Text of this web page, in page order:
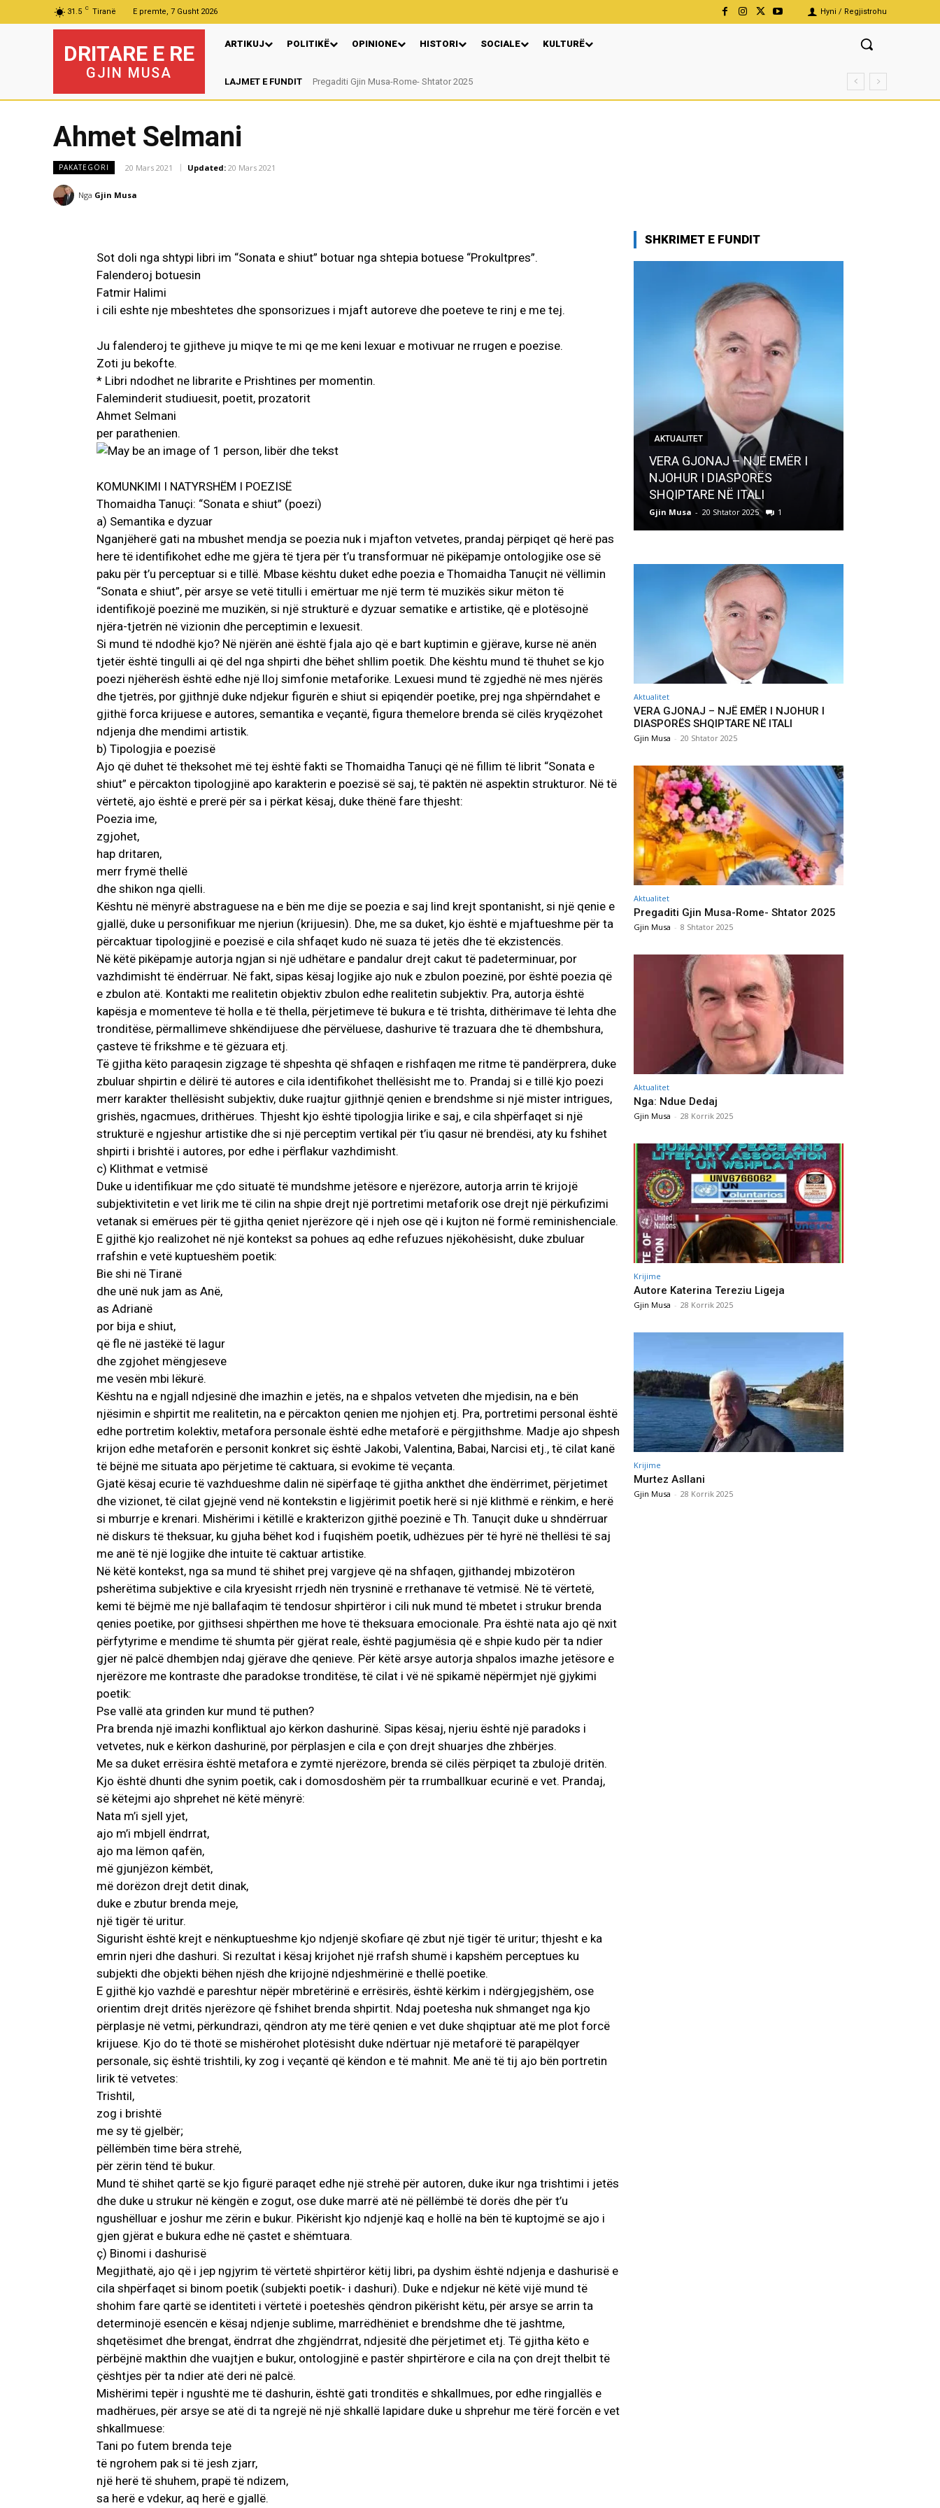
31.5 C Tiranë E premte, 7 Gusht 2026 Hyni / Regjistrohu
DRITARE E RE
GJIN MUSA
ARTIKUJ POLITIKË OPINIONE HISTORI SOCIALE KULTURË
LAJMET E FUNDITPregaditi Gjin Musa-Rome- Shtator 2025
Nga: Ndue Dedaj
Ahmet Selmani
PAKATEGORI 20 Mars 2021 Updated: 20 Mars 2021
Nga Gjin Musa
Sot doli nga shtypi libri im “Sonata e shiut” botuar nga shtepia botuese “Prokultpres”.
Falenderoj botuesin
Fatmir Halimi
i cili eshte nje mbeshtetes dhe sponsorizues i mjaft autoreve dhe poeteve te rinj e me tej.
Ju falenderoj te gjitheve ju miqve te mi qe me keni lexuar e motivuar ne rrugen e poezise.
Zoti ju bekofte.
* Libri ndodhet ne librarite e Prishtines per momentin.
Faleminderit studiuesit, poetit, prozatorit
Ahmet Selmani
per parathenien.
KOMUNKIMI I NATYRSHËM I POEZISË
Thomaidha Tanuçi: “Sonata e shiut” (poezi)
a) Semantika e dyzuar
Nganjëherë gati na mbushet mendja se poezia nuk i mjafton vetvetes, prandaj përpiqet që herë pas
here të identifikohet edhe me gjëra të tjera për t’u transformuar në pikëpamje ontologjike ose së
paku për t’u perceptuar si e tillë. Mbase kështu duket edhe poezia e Thomaidha Tanuçit në vëllimin
“Sonata e shiut”, për arsye se vetë titulli i emërtuar me një term të muzikës sikur mëton të
identifikojë poezinë me muzikën, si një strukturë e dyzuar sematike e artistike, që e plotësojnë
njëra-tjetrën në vizionin dhe perceptimin e lexuesit.
Si mund të ndodhë kjo? Në njërën anë është fjala ajo që e bart kuptimin e gjërave, kurse në anën
tjetër është tingulli ai që del nga shpirti dhe bëhet shllim poetik. Dhe kështu mund të thuhet se kjo
poezi njëherësh është edhe një lloj simfonie metaforike. Lexuesi mund të zgjedhë në mes njërës
dhe tjetrës, por gjithnjë duke ndjekur figurën e shiut si epiqendër poetike, prej nga shpërndahet e
gjithë forca krijuese e autores, semantika e veçantë, figura themelore brenda së cilës kryqëzohet
ndjenja dhe mendimi artistik.
b) Tipologjia e poezisë
Ajo që duhet të theksohet më tej është fakti se Thomaidha Tanuçi që në fillim të librit “Sonata e
shiut” e përcakton tipologjinë apo karakterin e poezisë së saj, të paktën në aspektin strukturor. Në të
vërtetë, ajo është e prerë për sa i përkat kësaj, duke thënë fare thjesht:
Poezia ime,
zgjohet,
hap dritaren,
merr frymë thellë
dhe shikon nga qielli.
Kështu në mënyrë abstraguese na e bën me dije se poezia e saj lind krejt spontanisht, si një qenie e
gjallë, duke u personifikuar me njeriun (krijuesin). Dhe, me sa duket, kjo është e mjaftueshme për ta
përcaktuar tipologjinë e poezisë e cila shfaqet kudo në suaza të jetës dhe të ekzistencës.
Në këtë pikëpamje autorja ngjan si një udhëtare e pandalur drejt cakut të padeterminuar, por
vazhdimisht të ëndërruar. Në fakt, sipas kësaj logjike ajo nuk e zbulon poezinë, por është poezia që
e zbulon atë. Kontakti me realitetin objektiv zbulon edhe realitetin subjektiv. Pra, autorja është
kapësja e momenteve të holla e të thella, përjetimeve të bukura e të trishta, dithërimave të lehta dhe
tronditëse, përmallimeve shkëndijuese dhe përvëluese, dashurive të trazuara dhe të dhembshura,
çasteve të frikshme e të gëzuara etj.
Të gjitha këto paraqesin zigzage të shpeshta që shfaqen e rishfaqen me ritme të pandërprera, duke
zbuluar shpirtin e dëlirë të autores e cila identifikohet thellësisht me to. Prandaj si e tillë kjo poezi
merr karakter thellësisht subjektiv, duke ruajtur gjithnjë qenien e brendshme si një mister intrigues,
grishës, ngacmues, drithërues. Thjesht kjo është tipologjia lirike e saj, e cila shpërfaqet si një
strukturë e ngjeshur artistike dhe si një perceptim vertikal për t’iu qasur në brendësi, aty ku fshihet
shpirti i brishtë i autores, por edhe i përflakur vazhdimisht.
c) Klithmat e vetmisë
Duke u identifikuar me çdo situatë të mundshme jetësore e njerëzore, autorja arrin të krijojë
subjektivitetin e vet lirik me të cilin na shpie drejt një portretimi metaforik ose drejt një përkufizimi
vetanak si emërues për të gjitha qeniet njerëzore që i njeh ose që i kujton në formë reminishenciale.
E gjithë kjo realizohet në një kontekst sa pohues aq edhe refuzues njëkohësisht, duke zbuluar
rrafshin e vetë kuptueshëm poetik:
Bie shi në Tiranë
dhe unë nuk jam as Anë,
as Adrianë
por bija e shiut,
që fle në jastëkë të lagur
dhe zgjohet mëngjeseve
me vesën mbi lëkurë.
Kështu na e ngjall ndjesinë dhe imazhin e jetës, na e shpalos vetveten dhe mjedisin, na e bën
njësimin e shpirtit me realitetin, na e përcakton qenien me njohjen etj. Pra, portretimi personal është
edhe portretim kolektiv, metafora personale është edhe metaforë e përgjithshme. Madje ajo shpesh
krijon edhe metaforën e personit konkret siç është Jakobi, Valentina, Babai, Narcisi etj., të cilat kanë
të bëjnë me situata apo përjetime të caktuara, si evokime të veçanta.
Gjatë kësaj ecurie të vazhdueshme dalin në sipërfaqe të gjitha ankthet dhe ëndërrimet, përjetimet
dhe vizionet, të cilat gjejnë vend në kontekstin e ligjërimit poetik herë si një klithmë e rënkim, e herë
si mburrje e krenari. Mishërimi i këtillë e krakterizon gjithë poezinë e Th. Tanuçit duke u shndërruar
në diskurs të theksuar, ku gjuha bëhet kod i fuqishëm poetik, udhëzues për të hyrë në thellësi të saj
me anë të një logjike dhe intuite të caktuar artistike.
Në këtë kontekst, nga sa mund të shihet prej vargjeve që na shfaqen, gjithandej mbizotëron
psherëtima subjektive e cila kryesisht rrjedh nën trysninë e rrethanave të vetmisë. Në të vërtetë,
kemi të bëjmë me një ballafaqim të tendosur shpirtëror i cili nuk mund të mbetet i strukur brenda
qenies poetike, por gjithsesi shpërthen me hove të theksuara emocionale. Pra është nata ajo që nxit
përfytyrime e mendime të shumta për gjërat reale, është pagjumësia që e shpie kudo për ta ndier
gjer në palcë dhembjen ndaj gjërave dhe qenieve. Për këtë arsye autorja shpalos imazhe jetësore e
njerëzore me kontraste dhe paradokse tronditëse, të cilat i vë në spikamë nëpërmjet një gjykimi
poetik:
Pse vallë ata grinden kur mund të puthen?
Pra brenda një imazhi konfliktual ajo kërkon dashurinë. Sipas kësaj, njeriu është një paradoks i
vetvetes, nuk e kërkon dashurinë, por përplasjen e cila e çon drejt shuarjes dhe zhbërjes.
Me sa duket errësira është metafora e zymtë njerëzore, brenda së cilës përpiqet ta zbulojë dritën.
Kjo është dhunti dhe synim poetik, cak i domosdoshëm për ta rrumballkuar ecurinë e vet. Prandaj,
së këtejmi ajo shprehet në këtë mënyrë:
Nata m’i sjell yjet,
ajo m’i mbjell ëndrrat,
ajo ma lëmon qafën,
më gjunjëzon këmbët,
më dorëzon drejt detit dinak,
duke e zbutur brenda meje,
një tigër të uritur.
Sigurisht është krejt e nënkuptueshme kjo ndjenjë skofiare që zbut një tigër të uritur; thjesht e ka
emrin njeri dhe dashuri. Si rezultat i kësaj krijohet një rrafsh shumë i kapshëm perceptues ku
subjekti dhe objekti bëhen njësh dhe krijojnë ndjeshmërinë e thellë poetike.
E gjithë kjo vazhdë e pareshtur nëpër mbretërinë e errësirës, është kërkim i ndërgjegjshëm, ose
orientim drejt dritës njerëzore që fshihet brenda shpirtit. Ndaj poetesha nuk shmanget nga kjo
përplasje në vetmi, përkundrazi, qëndron aty me tërë qenien e vet duke shqiptuar atë me plot forcë
krijuese. Kjo do të thotë se mishërohet plotësisht duke ndërtuar një metaforë të parapëlqyer
personale, siç është trishtili, ky zog i veçantë që këndon e të mahnit. Me anë të tij ajo bën portretin
lirik të vetvetes:
Trishtil,
zog i brishtë
me sy të gjelbër;
pëllëmbën time bëra strehë,
për zërin tënd të bukur.
Mund të shihet qartë se kjo figurë paraqet edhe një strehë për autoren, duke ikur nga trishtimi i jetës
dhe duke u strukur në këngën e zogut, ose duke marrë atë në pëllëmbë të dorës dhe për t’u
ngushëlluar e joshur me zërin e bukur. Pikërisht kjo ndjenjë kaq e hollë na bën të kuptojmë se ajo i
gjen gjërat e bukura edhe në çastet e shëmtuara.
ç) Binomi i dashurisë
Megjithatë, ajo që i jep ngjyrim të vërtetë shpirtëror këtij libri, pa dyshim është ndjenja e dashurisë e
cila shpërfaqet si binom poetik (subjekti poetik- i dashuri). Duke e ndjekur në këtë vijë mund të
shohim fare qartë se identiteti i vërtetë i poeteshës qëndron pikërisht këtu, për arsye se arrin ta
determinojë esencën e kësaj ndjenje sublime, marrëdhëniet e brendshme dhe të jashtme,
shqetësimet dhe brengat, ëndrrat dhe zhgjëndrrat, ndjesitë dhe përjetimet etj. Të gjitha këto e
përbëjnë makthin dhe vuajtjen e bukur, ontologjinë e pastër shpirtërore e cila na çon drejt thelbit të
çështjes për ta ndier atë deri në palcë.
Mishërimi tepër i ngushtë me të dashurin, është gati tronditës e shkallmues, por edhe ringjallës e
madhërues, për arsye se atë di ta ngrejë në një shkallë lapidare duke u shprehur me tërë forcën e vet
shkallmuese:
Tani po futem brenda teje
të ngrohem pak si të jesh zjarr,
një herë të shuhem, prapë të ndizem,
sa herë e vdekur, aq herë e gjallë.
SHKRIMET E FUNDIT
AKTUALITET
VERA GJONAJ – NJË EMËR I
NJOHUR I DIASPORËS
SHQIPTARE NË ITALI
Gjin Musa - 20 Shtator 2025 1
Aktualitet
VERA GJONAJ – NJË EMËR I NJOHUR I
DIASPORËS SHQIPTARE NË ITALI
Gjin Musa - 20 Shtator 2025
Aktualitet
Pregaditi Gjin Musa-Rome- Shtator 2025
Gjin Musa - 8 Shtator 2025
Aktualitet
Nga: Ndue Dedaj
Gjin Musa - 28 Korrik 2025
Krijime
Autore Katerina Tereziu Ligeja
Gjin Musa - 28 Korrik 2025
Krijime
Murtez Asllani
Gjin Musa - 28 Korrik 2025